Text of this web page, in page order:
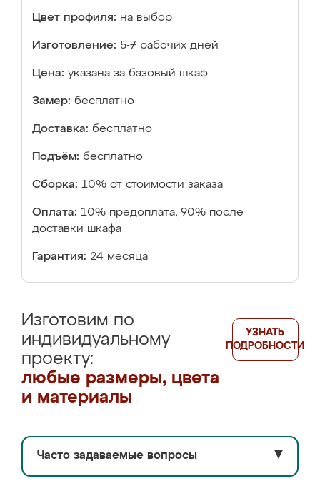
Цвет профиля: на выбор
Изготовление: 5-7 рабочих дней
Цена: указана за базовый шкаф
Замер: бесплатно
Доставка: бесплатно
Подъём: бесплатно
Сборка: 10% от стоимости заказа
Оплата: 10% предоплата, 90% после
доставки шкафа
Гарантия: 24 месяца
Изготовим по
индивидуальному
проекту:
любые размеры, цвета
и материалы
УЗНАТЬ
ПОДРОБНОСТИ
Часто задаваемые вопросы ▼